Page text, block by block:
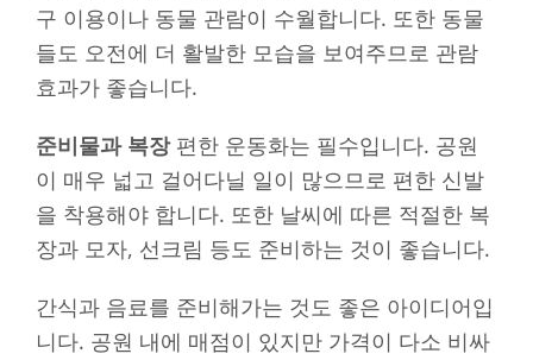
구 이용이나 동물 관람이 수월합니다. 또한 동물
들도 오전에 더 활발한 모습을 보여주므로 관람
효과가 좋습니다.
준비물과 복장편한 운동화는 필수입니다. 공원
이 매우 넓고 걸어다닐 일이 많으므로 편한 신발
을 착용해야 합니다. 또한 날씨에 따른 적절한 복
장과 모자, 선크림 등도 준비하는 것이 좋습니다.
간식과 음료를 준비해가는 것도 좋은 아이디어입
니다. 공원 내에 매점이 있지만 가격이 다소 비싸